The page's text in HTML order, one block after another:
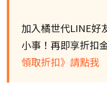
加入橘世代LINE好
小事！再即享折扣
領取折扣》請點我